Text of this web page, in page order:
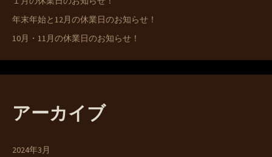
年末年始と12月の休業日のお知らせ！
10月・11月の休業日のお知らせ！
アーカイブ
2024年3月